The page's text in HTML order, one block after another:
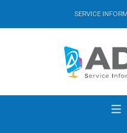
SERVICE